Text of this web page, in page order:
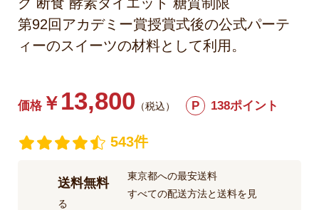
第92回アカデミー賞授賞式後の公式パーテ
ィーのスイーツの材料として利用。
価格 ￥ 13,800 （税込） P 138ポイント
543件
送料無料
東京都への最安送料
すべての配送方法と送料を見
る